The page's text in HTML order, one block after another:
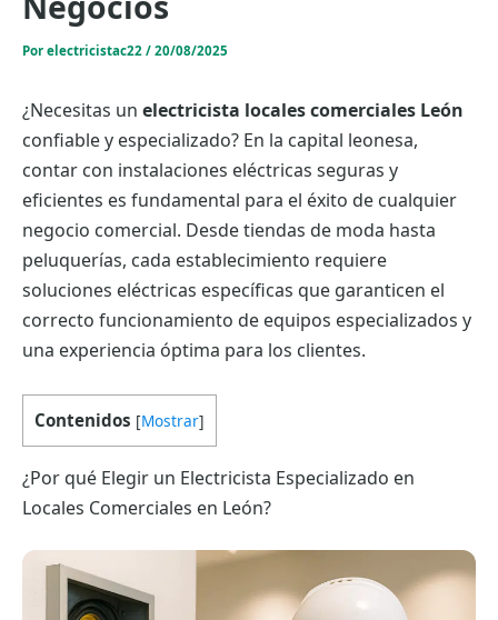
Por electricistac22 / 20/08/2025
¿Necesitas un electricista locales comerciales León
confiable y especializado? En la capital leonesa,
contar con instalaciones eléctricas seguras y
eficientes es fundamental para el éxito de cualquier
negocio comercial. Desde tiendas de moda hasta
peluquerías, cada establecimiento requiere
soluciones eléctricas específicas que garanticen el
correcto funcionamiento de equipos especializados y
una experiencia óptima para los clientes.
Contenidos [Mostrar]
¿Por qué Elegir un Electricista Especializado en
Locales Comerciales en León?